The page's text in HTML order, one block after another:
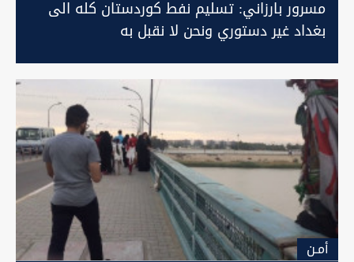
مسرور بارزاني: تسليم نفط كوردستان كله الى
بغداد غير دستوري ونحن لا نقبل به
أمـن